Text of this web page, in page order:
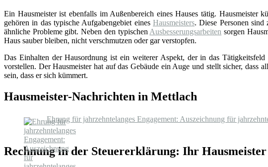
Ein Hausmeister ist ebenfalls im Außenbereich eines Hauses tätig.
gehören in das typische Aufgabengebiet eines Hausmeisters. Diese Personen sind
ähnliche Probleme gibt. Neben den typischen Ausbesserungsarbeiten sorgen
Haus sauber bleiben, nicht verschmutzen oder gar verstopfen.
Das Einhalten der Hausordnung ist ein weiterer Aspekt, der in das Tätigkeitsfeld
vorstellen. Der Hausmeister hat auf das Gebäude ein Auge und stellt sicher,
sein, dass er sich kümmert.
Hausmeister-Nachrichten in Mettlach
Ehrung für jahrzehntelanges Engagement: Auszeichnung für
Rechnung in der Steuererklärung: Ihr